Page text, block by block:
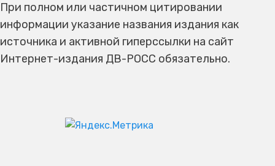
При полном или частичном цитировании
информации указание названия издания как
источника и активной гиперссылки на сайт
Интернет-издания ДВ-РОСС обязательно.